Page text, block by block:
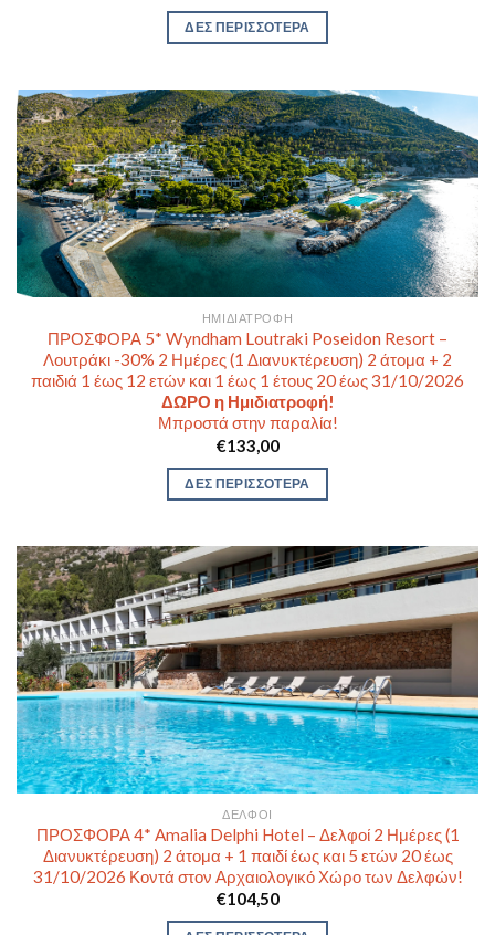
ΔΕΣ ΠΕΡΙΣΣΟΤΕΡΑ
ΗΜΙΔΙΑΤΡΟΦΉ
ΠΡΟΣΦΟΡΑ 5* Wyndham Loutraki Poseidon Resort –
Λουτράκι -30% 2 Ημέρες (1 Διανυκτέρευση) 2 άτομα + 2
παιδιά 1 έως 12 ετών και 1 έως 1 έτους 20 έως 31/10/2026
ΔΩΡΟ η Ημιδιατροφή!
Μπροστά στην παραλία!
€133,00
ΔΕΣ ΠΕΡΙΣΣΟΤΕΡΑ
ΔΕΛΦΟΊ
ΠΡΟΣΦΟΡΑ 4* Amalia Delphi Hotel – Δελφοί 2 Ημέρες (1
Διανυκτέρευση) 2 άτομα + 1 παιδί έως και 5 ετών 20 έως
31/10/2026 Κοντά στον Αρχαιολογικό Χώρο των Δελφών!
€104,50